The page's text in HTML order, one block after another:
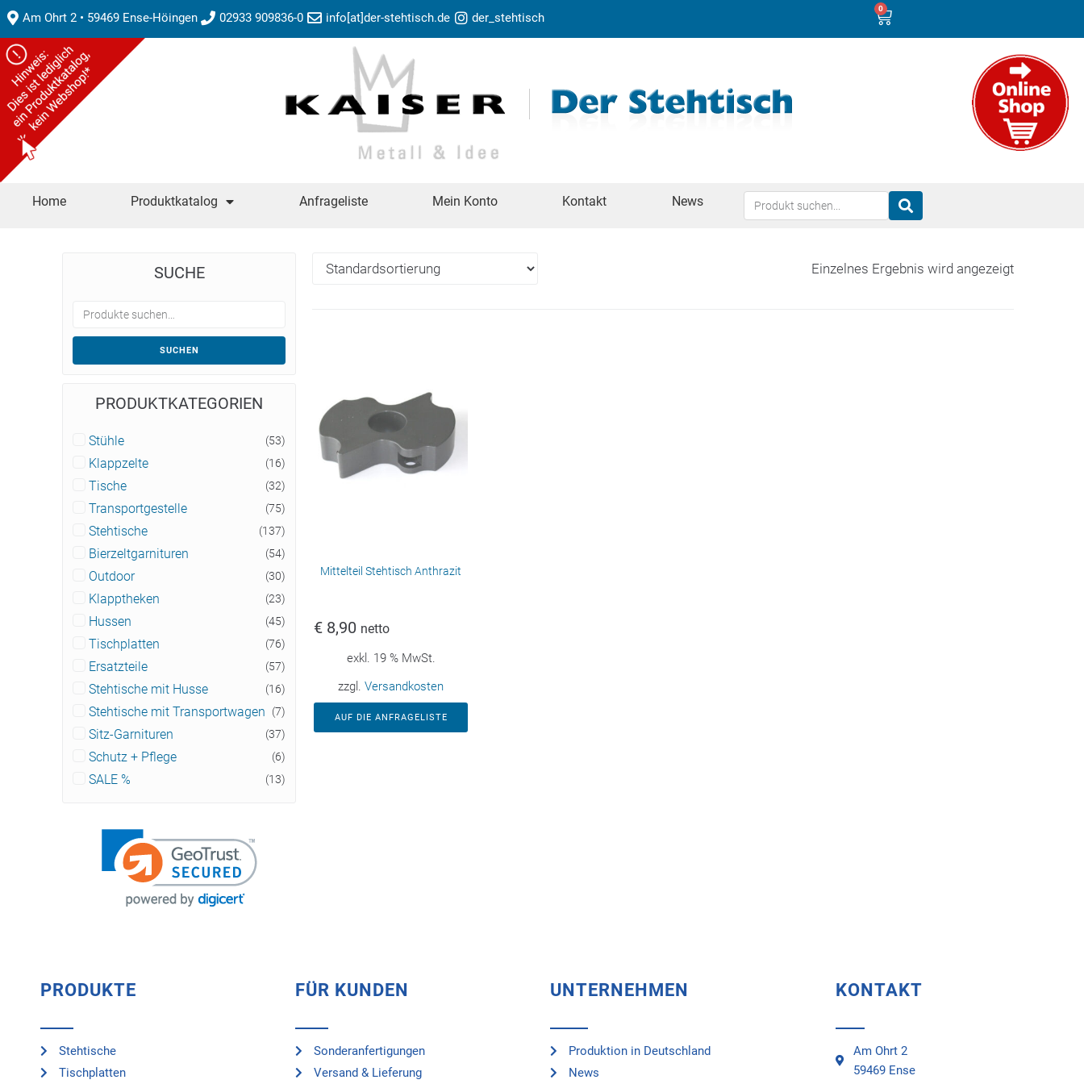
Am Ohrt 2 • 59469 Ense-Höingen 02933 909836-0 info[at]der-stehtisch.de der_stehtisch
0
Home Produktkatalog Anfrageliste Mein Konto Kontakt News
Einzelnes Ergebnis wird angezeigt
Mittelteil Stehtisch Anthrazit
€ 8,90 netto
exkl. 19 % MwSt.
zzgl. Versandkosten
AUF DIE ANFRAGELISTE
SUCHE
SUCHEN
PRODUKTKATEGORIEN
Stühle (53)
Klappzelte (16)
Tische (32)
Transportgestelle (75)
Stehtische (137)
Bierzeltgarnituren (54)
Outdoor (30)
Klapptheken (23)
Hussen (45)
Tischplatten (76)
Ersatzteile (57)
Stehtische mit Husse (16)
Stehtische mit Transportwagen (7)
Sitz-Garnituren (37)
Schutz + Pflege (6)
SALE % (13)
PRODUKTE
Stehtische
Tischplatten
FÜR KUNDEN
Sonderanfertigungen
Versand & Lieferung
UNTERNEHMEN
Produktion in Deutschland
News
KONTAKT
Am Ohrt 2
59469 Ense